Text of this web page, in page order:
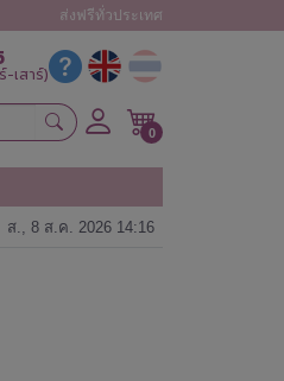
ส่งฟรีทั่วประเทศ
เสาร์)
0
ส., 8 ส.ค. 2026 14:16